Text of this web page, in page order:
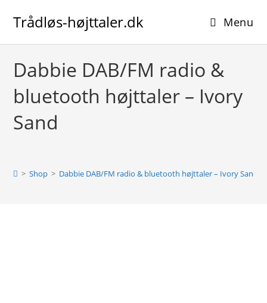
Trådløs-højttaler.dk Menu
Dabbie DAB/FM radio &
bluetooth højttaler – Ivory
Sand
> Shop > Dabbie DAB/FM radio & bluetooth højttaler – Ivory Sand